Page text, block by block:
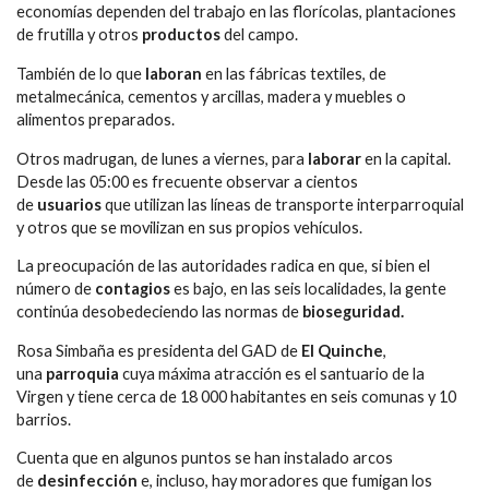
economías dependen del trabajo en las florícolas, plantaciones
de frutilla y otros productosdel campo.
También de lo que laboran en las fábricas textiles, de
metalmecánica, cementos y arcillas, madera y muebles o
alimentos preparados.
Otros madrugan, de lunes a viernes, para laboraren la capital.
Desde las 05:00 es frecuente observar a cientos
de usuariosque utilizan las líneas de transporte interparroquial
y otros que se movilizan en sus propios vehículos.
La preocupación de las autoridades radica en que, si bien el
número de contagioses bajo, en las seis localidades, la gente
continúa desobedeciendo las normas de bioseguridad.
Rosa Simbaña es presidenta del GAD de El Quinche,
una parroquia cuya máxima atracción es el santuario de la
Virgen y tiene cerca de 18 000 habitantes en seis comunas y 10
barrios.
Cuenta que en algunos puntos se han instalado arcos
de desinfección e, incluso, hay moradores que fumigan los